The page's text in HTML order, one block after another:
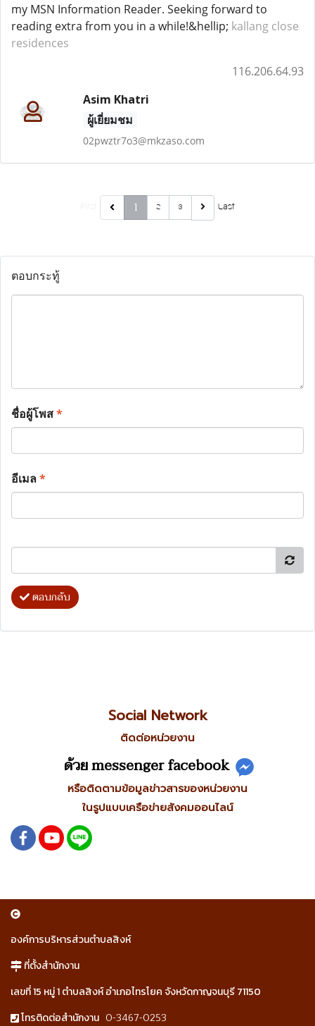
my MSN Information Reader. Seeking forward to
reading extra from you in a while!&hellip; kallang close
residences
116.206.64.93
Asim Khatri
ผู้เยี่ยมชม
02pwztr7o3@mkzaso.com
1 2 3 Last
ตอบกระทู้
ชื่อผู้โพส*
อีเมล*
ตอบกลับ
Social Network
ติดต่อหน่วยงาน
ด้วย messenger facebook
หรือติดตามข้อมูลข่าวสารของหน่วยงาน
ในรูปแบบเครือข่ายสังคมออนไลน์
องค์การบริหารส่วนตำบลสิงห์
ที่ตั้งสำนักงาน
เลขที่ 15 หมู่ 1 ตำบลสิงห์ อำเภอไทรโยค จังหวัดกาญจนบุรี 71150
โทรติดต่อสำนักงาน 0-3467-0253